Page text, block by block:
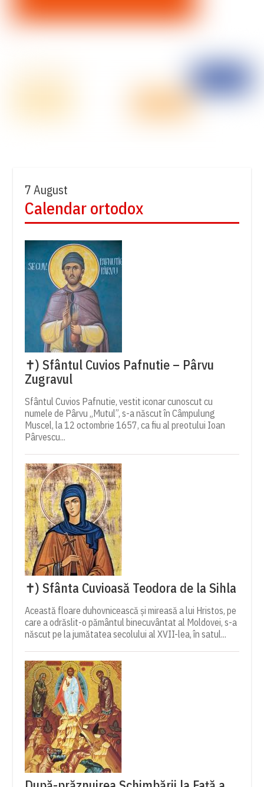
7 August
Calendar ortodox
✝) Sfântul Cuvios Pafnutie – Pârvu
Zugravul
Sfântul Cuvios Pafnutie, vestit iconar cunoscut cu
numele de Pârvu „Mutul”, s-a născut în Câmpulung
Muscel, la 12 octombrie 1657, ca fiu al preotului Ioan
Pârvescu...
✝) Sfânta Cuvioasă Teodora de la Sihla
Această floare duhovnicească și mireasă a lui Hristos, pe
care a odrăslit-o pământul binecuvântat al Moldovei, s-a
născut pe la jumătatea secolului al XVII-lea, în satul...